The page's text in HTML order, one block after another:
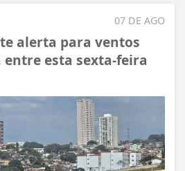
07 DE AGO
alerta para ventos
esta sexta-feira